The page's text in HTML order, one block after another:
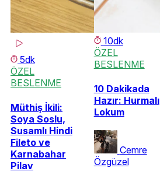
5dk
ÖZEL
BESLENME
Müthiş İkili:
Soya Soslu,
Susamlı Hindi
Fileto ve
Karnabahar
Pilav
10dk
ÖZEL
BESLENME
10 Dakikada
Hazır: Hurmalı
Lokum
Cemre
Özgüzel